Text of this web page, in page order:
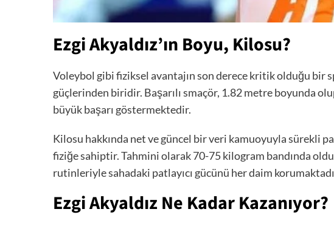
Ezgi Akyaldız’ın Boyu, Kilosu?
Voleybol gibi fiziksel avantajın son derece kritik olduğu bir
güçlerinden biridir. Başarılı smaçör, 1.82 metre boyunda
büyük başarı göstermektedir.
Kilosu hakkında net ve güncel bir veri kamuoyuyla sürekli
fiziğe sahiptir. Tahmini olarak 70-75 kilogram bandında
rutinleriyle sahadaki patlayıcı gücünü her daim
Ezgi Akyaldız Ne Kadar Kazanıyor?